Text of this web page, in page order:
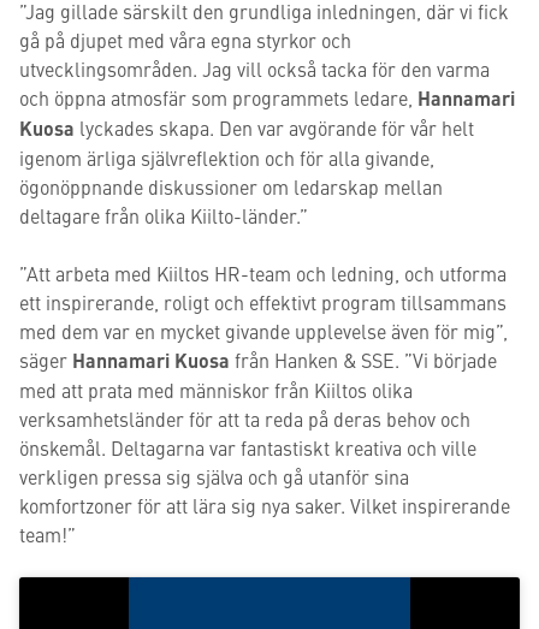
”Jag gillade särskilt den grundliga inledningen, där vi fick
gå på djupet med våra egna styrkor och
utvecklingsområden. Jag vill också tacka för den varma
och öppna atmosfär som programmets ledare, Hannamari
Kuosa lyckades skapa. Den var avgörande för vår helt
igenom ärliga självreflektion och för alla givande,
ögonöppnande diskussioner om ledarskap mellan
deltagare från olika Kiilto-länder.”
”Att arbeta med Kiiltos HR-team och ledning, och utforma
ett inspirerande, roligt och effektivt program tillsammans
med dem var en mycket givande upplevelse även för mig”,
säger Hannamari Kuosa från Hanken & SSE. ”Vi började
med att prata med människor från Kiiltos olika
verksamhetsländer för att ta reda på deras behov och
önskemål. Deltagarna var fantastiskt kreativa och ville
verkligen pressa sig själva och gå utanför sina
komfortzoner för att lära sig nya saker. Vilket inspirerande
team!”